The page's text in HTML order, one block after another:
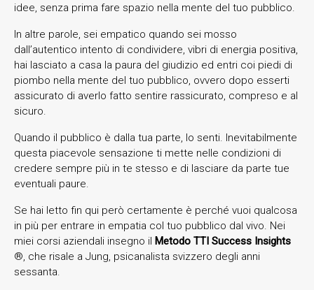
idee, senza prima fare spazio nella mente del tuo pubblico.
In altre parole, sei empatico quando sei mosso
dall’autentico intento di condividere, vibri di energia positiva,
hai lasciato a casa la paura del giudizio ed entri coi piedi di
piombo nella mente del tuo pubblico, ovvero dopo esserti
assicurato di averlo fatto sentire rassicurato, compreso e al
sicuro.
Quando il pubblico è dalla tua parte, lo senti. Inevitabilmente
questa piacevole sensazione ti mette nelle condizioni di
credere sempre più in te stesso e di lasciare da parte tue
eventuali paure.
Se hai letto fin qui però certamente è perché vuoi qualcosa
in più per entrare in empatia col tuo pubblico dal vivo. Nei
miei corsi aziendali insegno il Metodo TTI Success Insights
®️, che risale a Jung, psicanalista svizzero degli anni
sessanta.